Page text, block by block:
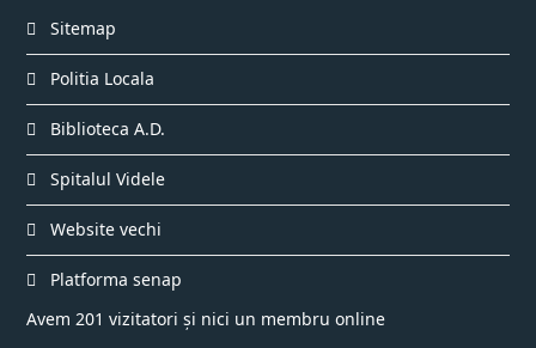
Sitemap
Politia Locala
Biblioteca A.D.
Spitalul Videle
Website vechi
Platforma senap
Avem 201 vizitatori și nici un membru online